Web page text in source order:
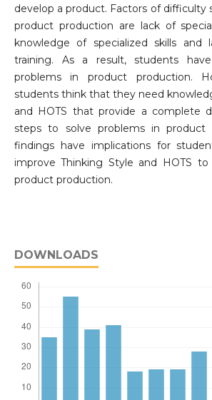
develop a product. Factors of difficulty
product production are lack of
knowledge of specialized skills and
training. As a result, students
problems in product production.
students think that they need
and HOTS that provide a complete
steps to solve problems in product
findings have implications for
improve Thinking Style and HOTS
product production.
DOWNLOADS